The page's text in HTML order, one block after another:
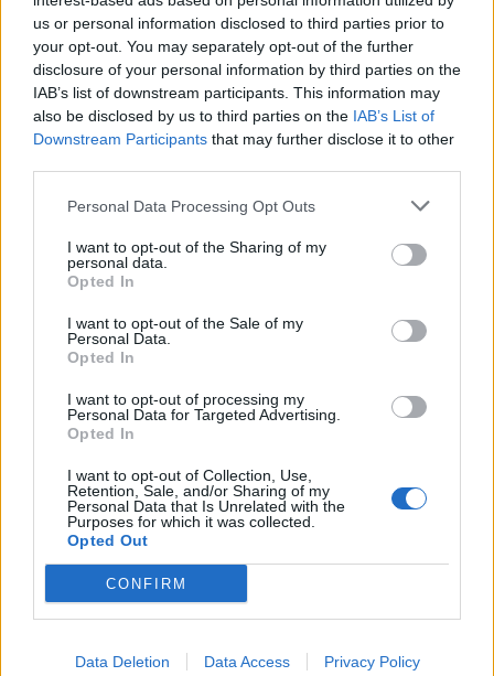
us or personal information disclosed to third parties prior to
your opt-out. You may separately opt-out of the further
disclosure of your personal information by third parties on the
IAB’s list of downstream participants. This information may
also be disclosed by us to third parties on the IAB’s List of
Downstream Participants that may further disclose it to other
Personal Data Processing Opt Outs
I want to opt-out of the Sharing of my
personal data.
Opted In
I want to opt-out of the Sale of my
Personal Data.
Opted In
I want to opt-out of processing my
Personal Data for Targeted Advertising.
Opted In
I want to opt-out of Collection, Use,
Retention, Sale, and/or Sharing of my
Personal Data that Is Unrelated with the
Purposes for which it was collected.
Opted Out
CONFIRM
Data Deletion Data Access Privacy Policy
2026. augusztus 08., szombat
Baka András elfogadta a felkérést a
köztársasági elnöki tisztségre